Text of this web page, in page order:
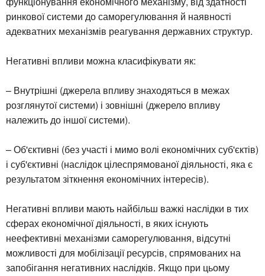
ринкової системи до саморегулювання й наявності
адекватних механізмів реагування державних структур.
Негативні впливи можна класифікувати як:
– Внутрішні (джерела впливу знаходяться в межах
розглянутої системи) і зовнішні (джерело впливу
належить до іншої системи).
– Об'єктивні (без участі і мимо волі економічних суб'єктів)
і суб'єктивні (наслідок цілеспрямованої діяльності, яка є
результатом зіткнення економічних інтересів).
Негативні впливи мають найбільш важкі наслідки в тих
сферах економічної діяльності, в яких існують
неефективні механізми саморегулювання, відсутні
можливості для мобілізації ресурсів, спрямованих на
запобігання негативних наслідків. Якщо при цьому